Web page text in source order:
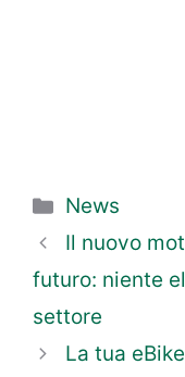
Categorie
News
Il nuovo
futuro: niente
settore
La tua